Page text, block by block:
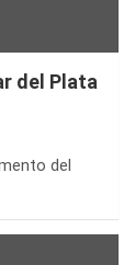
del Plata
del